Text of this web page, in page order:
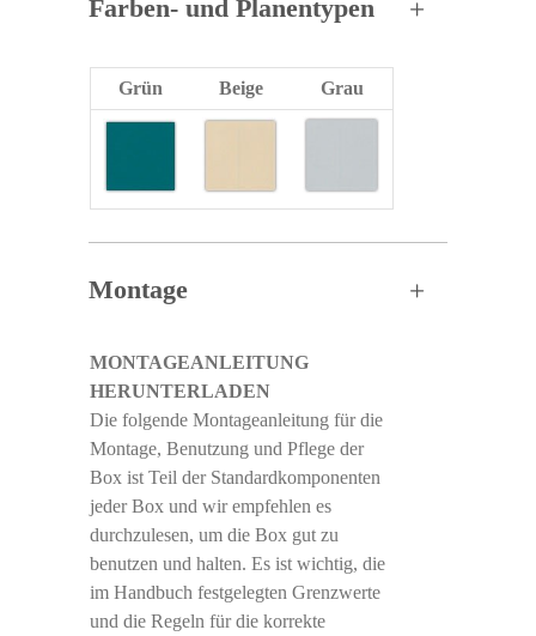
Farben- und Planentypen
Grün Beige Grau
Montage
MONTAGEANLEITUNG
HERUNTERLADEN
Die folgende Montageanleitung für die
Montage, Benutzung und Pflege der
Box ist Teil der Standardkomponenten
jeder Box und wir empfehlen es
durchzulesen, um die Box gut zu
benutzen und halten. Es ist wichtig, die
im Handbuch festgelegten Grenzwerte
und die Regeln für die korrekte